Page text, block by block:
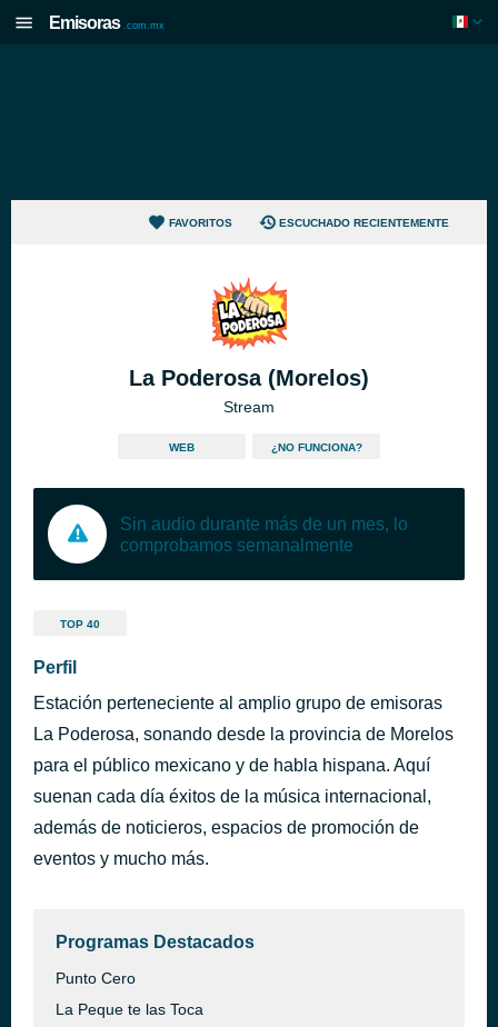
Emisoras .com.mx
FAVORITOS ESCUCHADO RECIENTEMENTE
La Poderosa (Morelos)
Stream
WEB ¿NO FUNCIONA?
Sin audio durante más de un mes, lo
comprobamos semanalmente
TOP 40
Perfil
Estación perteneciente al amplio grupo de emisoras
La Poderosa, sonando desde la provincia de Morelos
para el público mexicano y de habla hispana. Aquí
suenan cada día éxitos de la música internacional,
además de noticieros, espacios de promoción de
eventos y mucho más.
Programas Destacados
Punto Cero
La Peque te las Toca